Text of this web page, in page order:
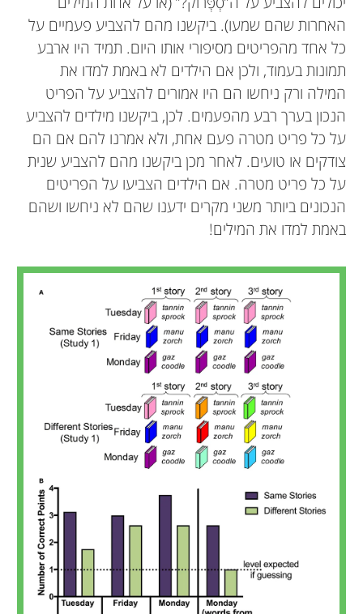
האחרות שהם שמעו). ביקשנו מהם להצביע פעמיים על
כל אחד מהפריטים מסיפורי אותו היום. תמיד היו ארבע
תמונות בעמוד, ולכן אם הילדים לא באמת למדו את
המילה ורק ניחשו הם היו אמורים להצביע על הפריט
הנכון בערך רבע מהפעמים. לכן, ביקשנו מילדים להצביע
על כל פריט מטרה פעם אחת, ולא אמרנו להם אם הם
צודקים או טועים. לאחר מכן ביקשנו מהם להצביע שנית
על כל פריט מטרה. אם הילדים הצביעו על הפריטים
הנכונים ביותר משני מקרים ידענו שהם לא ניחשו ושהם
באמת למדו את המילים!